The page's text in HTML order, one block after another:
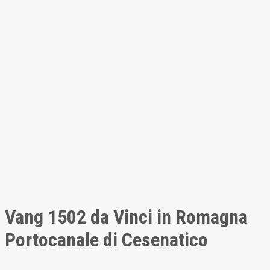
Vang 1502 da Vinci in Romagna
Portocanale di Cesenatico